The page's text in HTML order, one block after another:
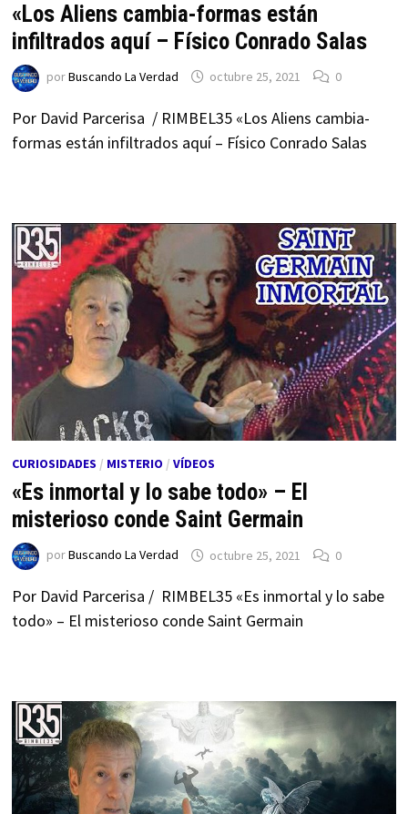
«Los Aliens cambia-formas están
infiltrados aquí – Físico Conrado Salas
porBuscando La Verdad octubre 25, 2021 0
Por David Parcerisa / RIMBEL35 «Los Aliens cambia-
formas están infiltrados aquí – Físico Conrado Salas
CURIOSIDADES / MISTERIO / VÍDEOS
«Es inmortal y lo sabe todo» – El
misterioso conde Saint Germain
porBuscando La Verdad octubre 25, 2021 0
Por David Parcerisa / RIMBEL35 «Es inmortal y lo sabe
todo» – El misterioso conde Saint Germain